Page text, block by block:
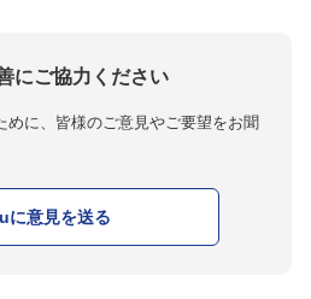
にご協力ください
めに、皆様のご意見やご要望をお聞
に意見を送る